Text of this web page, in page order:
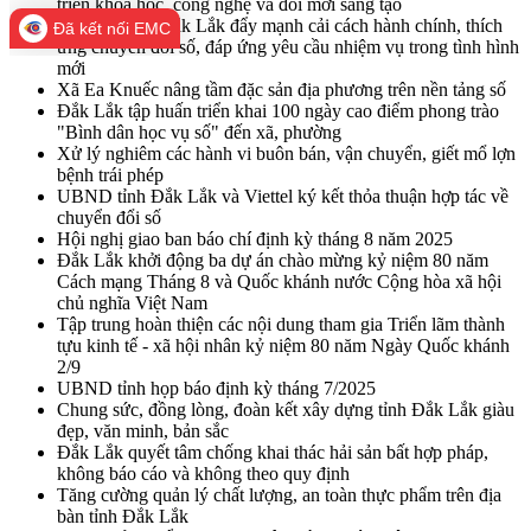
triển khoa học, công nghệ và đổi mới sáng tạo
Công an tỉnh Đắk Lắk đẩy mạnh cải cách hành chính, thích
ứng chuyển đổi số, đáp ứng yêu cầu nhiệm vụ trong tình hình
mới
Xã Ea Knuếc nâng tầm đặc sản địa phương trên nền tảng số
Đắk Lắk tập huấn triển khai 100 ngày cao điểm phong trào
"Bình dân học vụ số" đến xã, phường
Xử lý nghiêm các hành vi buôn bán, vận chuyển, giết mổ lợn
bệnh trái phép
UBND tỉnh Đắk Lắk và Viettel ký kết thỏa thuận hợp tác về
chuyển đổi số
Hội nghị giao ban báo chí định kỳ tháng 8 năm 2025
Đắk Lắk khởi động ba dự án chào mừng kỷ niệm 80 năm
Cách mạng Tháng 8 và Quốc khánh nước Cộng hòa xã hội
chủ nghĩa Việt Nam
Tập trung hoàn thiện các nội dung tham gia Triển lãm thành
tựu kinh tế - xã hội nhân kỷ niệm 80 năm Ngày Quốc khánh
2/9
UBND tỉnh họp báo định kỳ tháng 7/2025
Chung sức, đồng lòng, đoàn kết xây dựng tỉnh Đắk Lắk giàu
đẹp, văn minh, bản sắc
Đắk Lắk quyết tâm chống khai thác hải sản bất hợp pháp,
không báo cáo và không theo quy định
Tăng cường quản lý chất lượng, an toàn thực phẩm trên địa
bàn tỉnh Đắk Lắk
Đã kết nối EMC